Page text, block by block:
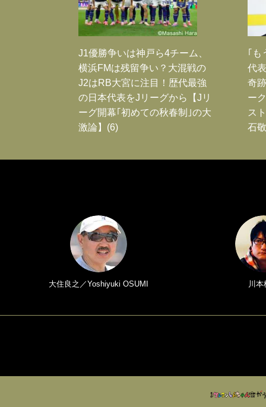
J1優勝争いは神戸ら4チーム、
横浜FMは残留争い？大混戦の
J2はRB大宮に注目！歴代最強
の日本代表をJリーグから【Jリ
ーグ開幕｢初めての秋春制｣の大
激論】(6)
｢も
代
奇
ー
ス
石
大住良之／Yoshiyuki OSUMI 川本